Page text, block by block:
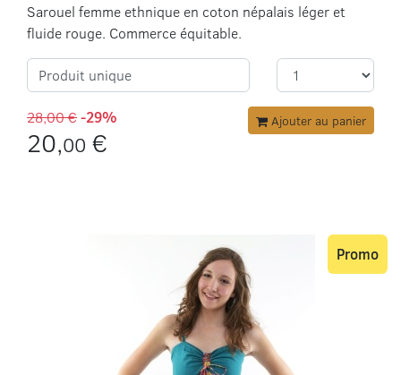
Sarouel femme ethnique en coton népalais léger et
fluide rouge. Commerce équitable.
Produit unique
28,00 €-29%
20,00 €
Ajouter au panier
Promo